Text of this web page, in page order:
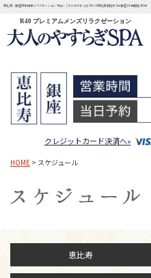
恵比寿・銀座完全個室リラクゼーションサロン | 大人のやすらぎSPA JR恵比寿駅徒歩3分 銀座1丁目駅徒歩3分
R40 プレミアムメンズリラクゼーション
クレジットカード決済へ»
HOME > スケジュール
恵比寿